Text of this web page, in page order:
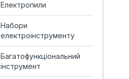
Електропили
Набори
електроінструменту
Багатофункціональний
інструмент